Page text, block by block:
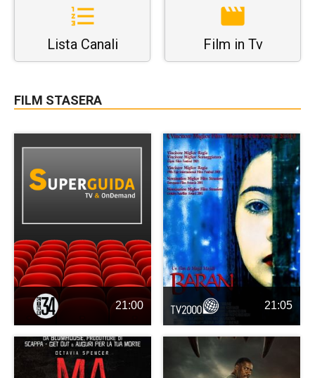
Lista Canali Film in Tv
FILM STASERA
21:00 21:05